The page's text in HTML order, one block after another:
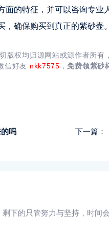
面的特征，并可以咨询专业
确保购买到真正的紫砂壶。
版权均归源网站或源作者所有
信好友 nkk7575 ，免费领紫砂
吗 下一篇：
下的只管努力与坚持，时间